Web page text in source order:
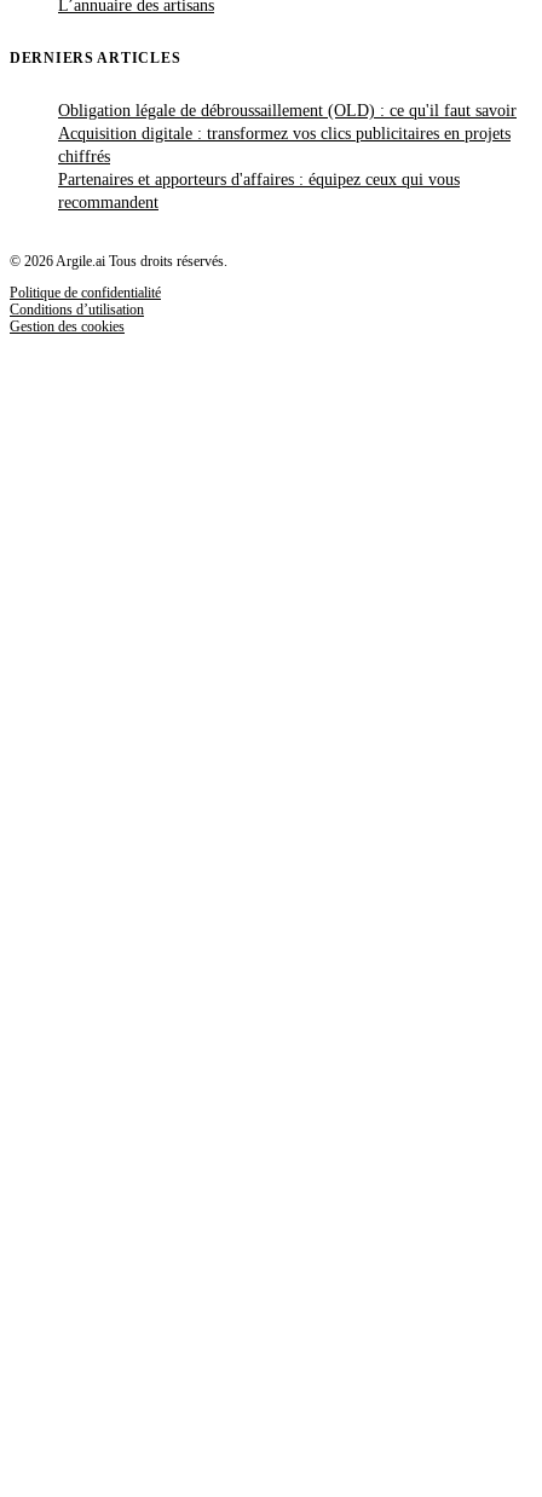
L’annuaire des artisans
DERNIERS ARTICLES
Obligation légale de débroussaillement (OLD) : ce qu'il faut savoir
Acquisition digitale : transformez vos clics publicitaires en projets
chiffrés
Partenaires et apporteurs d'affaires : équipez ceux qui vous
recommandent
© 2026 Argile.ai Tous droits réservés.
Politique de confidentialité
Conditions d’utilisation
Gestion des cookies